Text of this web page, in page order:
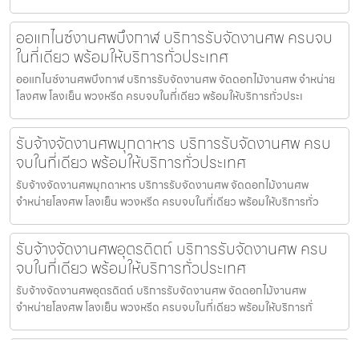
ออแกไนซ์งานศพบึงกาฬ บริการรับจัดงานศพ ครบจบ
ในที่เดียว พร้อมให้บริการทั่วประเทศ
ออแกไนซ์งานศพบึงกาฬ บริการรับจัดงานศพ จัดดอกไม้งานศพ จำหน่าย
โลงศพ โลงเย็น พวงหรีด ครบจบในที่เดียว พร้อมให้บริการทั่วประเ
รับจ้างจัดงานศพมุกดาหาร บริการรับจัดงานศพ ครบ
จบในที่เดียว พร้อมให้บริการทั่วประเทศ
รับจ้างจัดงานศพมุกดาหาร บริการรับจัดงานศพ จัดดอกไม้งานศพ
จำหน่ายโลงศพ โลงเย็น พวงหรีด ครบจบในที่เดียว พร้อมให้บริการทั่ว
รับจ้างจัดงานศพอุตรดิตถ์ บริการรับจัดงานศพ ครบ
จบในที่เดียว พร้อมให้บริการทั่วประเทศ
รับจ้างจัดงานศพอุตรดิตถ์ บริการรับจัดงานศพ จัดดอกไม้งานศพ
จำหน่ายโลงศพ โลงเย็น พวงหรีด ครบจบในที่เดียว พร้อมให้บริการทั่